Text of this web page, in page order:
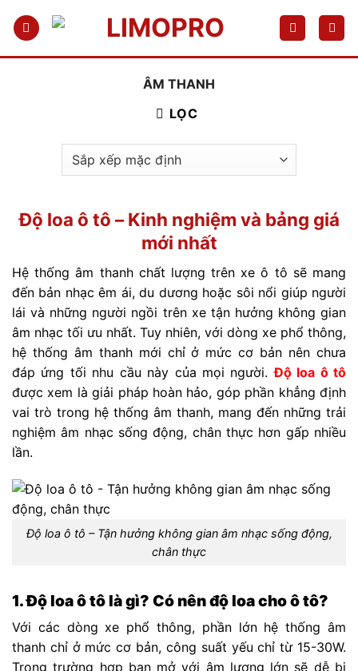
qua
ÂM THANH
LỌC
Độ loa ô tô – Kinh nghiệm và bảng giá
mới nhất
Hệ thống âm thanh chất lượng trên xe ô tô sẽ mang
đến bản nhạc êm ái, du dương hoặc sôi nổi giúp người
lái và những người ngồi trên xe tận hưởng không gian
âm nhạc tối ưu nhất. Tuy nhiên, với dòng xe phổ thông,
hệ thống âm thanh mới chỉ ở mức cơ bản nên chưa
đáp ứng tối nhu cầu này của mọi người.Độ loa ô tô
được xem là giải pháp hoàn hảo, góp phần khẳng định
vai trò trong hệ thống âm thanh, mang đến những trải
nghiệm âm nhạc sống động, chân thực hơn gấp nhiều
lần.
Độ loa ô tô – Tận hưởng không gian âm nhạc sống động,
chân thực
1. Độ loa ô tô là gì? Có nên độ loa cho ô tô?
Với các dòng xe phổ thông, phần lớn hệ thống âm
thanh chỉ ở mức cơ bản, công suất yếu chỉ từ 15-30W.
Trong trường hợp bạn mở với âm lượng lớn sẽ dễ bị